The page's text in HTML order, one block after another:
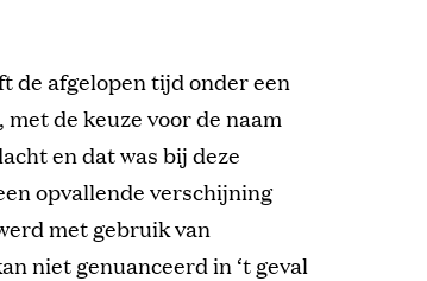
de afgelopen tijd onder een
de keuze voor de naam
en dat was bij deze
opvallende verschijning
met gebruik van
niet genuanceerd in ‘t geval